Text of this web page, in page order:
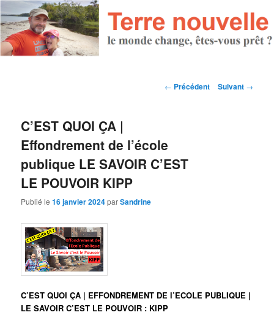
Navigation des articles
← Précédent Suivant →
C’EST QUOI ÇA |
Effondrement de l’école
publique LE SAVOIR C’EST
LE POUVOIR KIPP
Publié le16 janvier 2024parSandrine
C’EST QUOI ÇA | EFFONDREMENT DE l’ECOLE PUBLIQUE |
LE SAVOIR C’EST LE POUVOIR : KIPP